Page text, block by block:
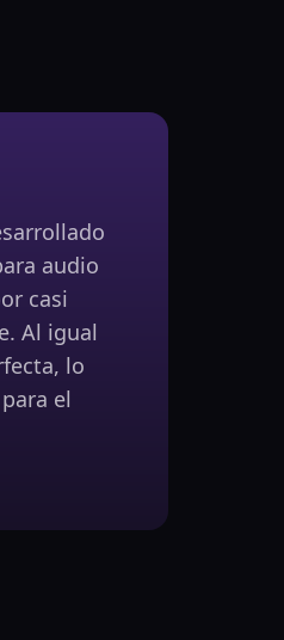
audio
casi
Al igual
lo
el